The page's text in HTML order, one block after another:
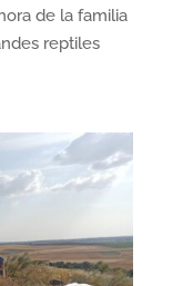
de la familia
reptiles